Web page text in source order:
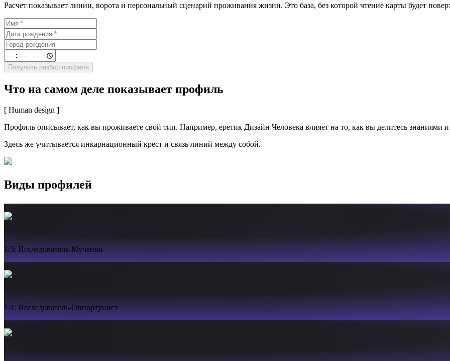
Расчет показывает линии, ворота и персональный сценарий проживания жизни. Это база, без которой чтение карты будет
Получить разбор профиля
Что на самом деле показывает профиль
[ Human design ]
Профиль описывает, как вы проживаете свой тип. Например, еретик Дизайн Человека влияет на то, как вы делитесь знаниями
Здесь же учитывается инкарнационный крест и связь линий между собой.
Виды профилей
1/3: Исследователь-Мученик
1/4: Исследователь-Оппортунист